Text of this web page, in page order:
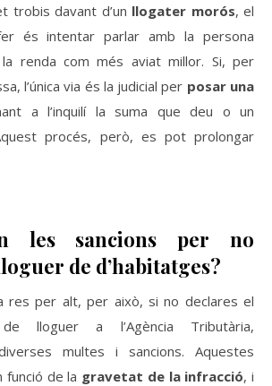
trobis davant d’un llogater morós, el
és intentar parlar amb la persona
renda com més aviat millor. Si, per
l’única via és la judicial per posar una
a l’inquilí la suma que deu o un
procés, però, es pot prolongar
les sancions per no
de d’habitatges?
res per alt, per això, si no declares el
lloguer a l’Agència Tributària,
multes i sancions. Aquestes
funció de la gravetat de la infracció, i